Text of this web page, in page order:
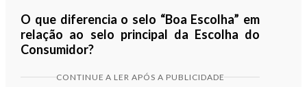
O que diferencia o selo “Boa Escolha” em
relação ao selo principal da Escolha do
Consumidor?
CONTINUE A LER APÓS A PUBLICIDADE